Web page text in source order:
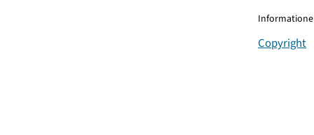
Copyright